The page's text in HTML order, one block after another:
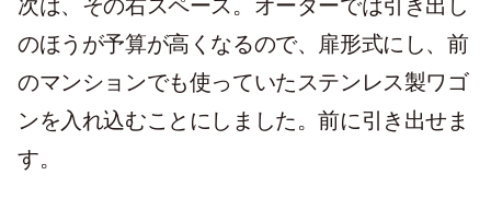
次は、その右スペース。オーダーでは引き出し
のほうが予算が高くなるので、扉形式にし、前
のマンションでも使っていたステンレス製ワゴ
ンを入れ込むことにしました。前に引き出せま
す。